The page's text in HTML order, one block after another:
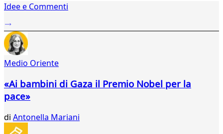
2Idee e Commenti
Medio Oriente
«Ai bambini di Gaza il Premio Nobel per la
pace»
di Antonella Mariani